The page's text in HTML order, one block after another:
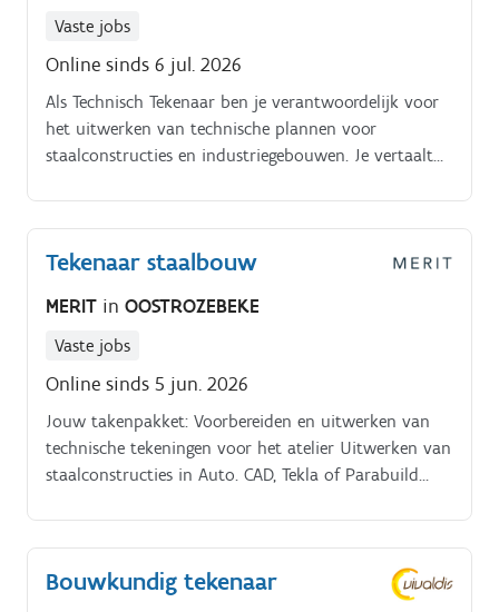
Vaste jobs
Online sinds 6 jul. 2026
Als Technisch Tekenaar ben je verantwoordelijk voor
het uitwerken van technische plannen voor
staalconstructies en industriegebouwen. Je vertaalt
nauwkeurige uitvoeringsplannen en werkt nauw
samen met collega's om projecten succesvol te
realiseren Jouw verantwoordelijkheden. Uitwerken en
staalconstructies en industriegebouwen Vertalen van
technische ontwerpen naar duidelijke en
tekeningen op kwaliteit, volledigheid en technische
haalbaarheid Samenwerken met projectleiders,
ingenieurs en collega's om projecten efficiënt uit te
voeren Verwerken van wijzigingen en optimalisaties
volledige project.
Tekenaar staalbouw
MERIT in OOSTROZEBEKE
Vaste jobs
Online sinds 5 jun. 2026
Jouw takenpakket: Voorbereiden en uitwerken van
technische tekeningen voor het atelier Uitwerken van
staalconstructies in Auto. CAD, Tekla of Parabuild
zelfstandig leren uittekenen van constructies van
ontwerp tot eindtekening Nauw samenwerken met
Bouwkundig tekenaar